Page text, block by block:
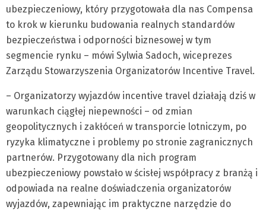
ubezpieczeniowy, który przygotowała dla nas Compensa
to krok w kierunku budowania realnych standardów
bezpieczeństwa i odporności biznesowej w tym
segmencie rynku – mówi Sylwia Sadoch, wiceprezes
Zarządu Stowarzyszenia Organizatorów Incentive Travel.
– Organizatorzy wyjazdów incentive travel działają dziś w
warunkach ciągłej niepewności – od zmian
geopolitycznych i zakłóceń w transporcie lotniczym, po
ryzyka klimatyczne i problemy po stronie zagranicznych
partnerów. Przygotowany dla nich program
ubezpieczeniowy powstało w ścisłej współpracy z branżą i
odpowiada na realne doświadczenia organizatorów
wyjazdów, zapewniając im praktyczne narzędzie do